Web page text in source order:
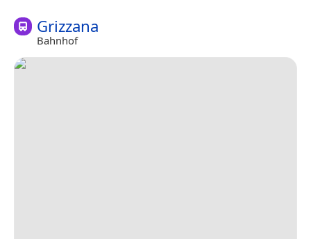
Grizzana
Bahnhof